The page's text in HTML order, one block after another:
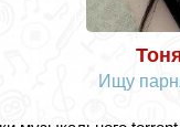
Ищу